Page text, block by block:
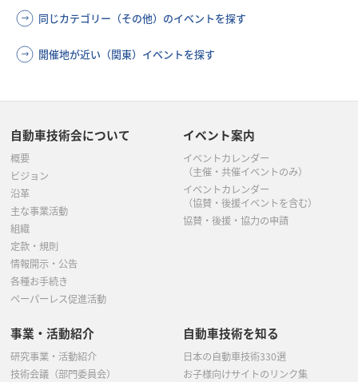
同じカテゴリー（その他）のイベントを探す
開催地が近い（関東）イベントを探す
自動車技術会について
概要
ビジョン
沿革
主な事業活動
組織
定款・規則
情報開示・公告
各種お手続き
ペーパーレス促進活動
イベント案内
イベントカレンダー
（主催・共催イベントのみ）
イベントカレンダー
（協賛・後援イベントを含む）
協賛・後援・協力の申請
事業・活動紹介
研究事業・活動紹介
技術会議（部門委員会）
自動車技術を知る
日本の自動車技術330選
お子様向けサイトのリンク集